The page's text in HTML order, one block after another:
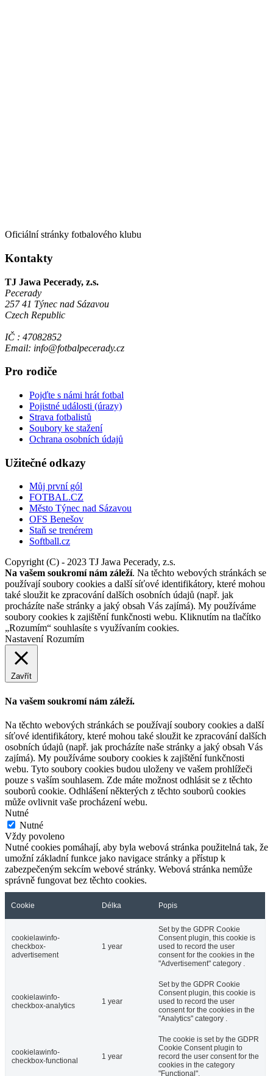
Oficiální stránky fotbalového klubu
Kontakty
TJ Jawa Pecerady, z.s.
Pecerady
257 41 Týnec nad Sázavou
Czech Republic
IČ : 47082852
Email: info@fotbalpecerady.cz
Pro rodiče
Pojďte s námi hrát fotbal
Pojistné události (úrazy)
Strava fotbalistů
Soubory ke stažení
Ochrana osobních údajů
Užitečné odkazy
Můj první gól
FOTBAL.CZ
Město Týnec nad Sázavou
OFS Benešov
Staň se trenérem
Softball.cz
Copyright (C) - 2023 TJ Jawa Pecerady, z.s.
Na vašem soukromí nám záleží. Na těchto webových stránkách se
používají soubory cookies a další síťové identifikátory, které mohou
také sloužit ke zpracování dalších osobních údajů (např. jak
procházíte naše stránky a jaký obsah Vás zajímá). My používáme
soubory cookies k zajištění funkčnosti webu. Kliknutím na tlačítko
„Rozumím“ souhlasíte s využívaním cookies.
Nastavení Rozumím
Zavřít
Na vašem soukromí nám záleží.
Na těchto webových stránkách se používají soubory cookies a další
síťové identifikátory, které mohou také sloužit ke zpracování dalších
osobních údajů (např. jak procházíte naše stránky a jaký obsah Vás
zajímá). My používáme soubory cookies k zajištění funkčnosti
webu. Tyto soubory cookies budou uloženy ve vašem prohlížeči
pouze s vaším souhlasem. Zde máte možnost odhlásit se z těchto
souborů cookie. Odhlášení některých z těchto souborů cookies
může ovlivnit vaše procházení webu.
Nutné
Nutné
Vždy povoleno
Nutné cookies pomáhají, aby byla webová stránka použitelná tak, že
umožní základní funkce jako navigace stránky a přístup k
zabezpečeným sekcím webové stránky. Webová stránka nemůže
správně fungovat bez těchto cookies.
Cookie Délka Popis
cookielawinfo-
checkbox-
advertisement
1 year
Set by the GDPR Cookie
Consent plugin, this cookie is
used to record the user
consent for the cookies in the
"Advertisement" category .
cookielawinfo-
checkbox-analytics
1 year
Set by the GDPR Cookie
Consent plugin, this cookie is
used to record the user
consent for the cookies in the
"Analytics" category .
cookielawinfo-
checkbox-functional
1 year
The cookie is set by the GDPR
Cookie Consent plugin to
record the user consent for the
cookies in the category
"Functional".